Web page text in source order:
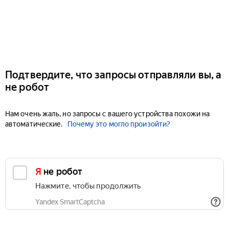
Подтвердите, что запросы отправляли вы, а
не робот
Нам очень жаль, но запросы с вашего устройства похожи на
автоматические.
Почему это могло произойти?
Я не робот
Нажмите, чтобы продолжить
Yandex SmartCaptcha